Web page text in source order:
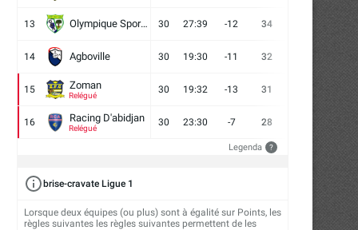
13 Olympique Sport d'Abobo FC 30 27:39 -12 34 14
14 Agboville 30 19:30 -11 32
15 Zoman
Relégué
30 19:32 -13 31 10 13
16 Racing D'abidjan
Relégué
30 23:30 -7 28
Legenda ?
brise-cravate Ligue 1
Lorsque deux équipes (ou plus) sont à égalité sur Points, les
règles suivantes les règles suivantes permettent de les